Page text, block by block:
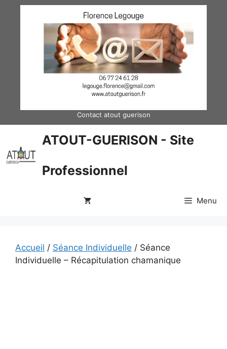
Contact atout guerison
ATOUT-GUERISON - Site
Professionnel
Menu
Accueil / Séance Individuelle / Séance
Individuelle – Récapitulation chamanique